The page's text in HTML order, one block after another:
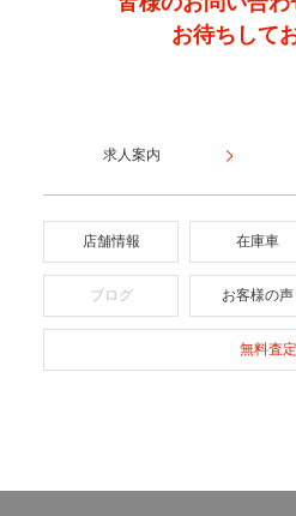
フルエアロ
シート関連
ウォークスルー
本革シート
お待ちして
求人案内
店舗情報 在庫車
ブログ お客様の声
無料査定